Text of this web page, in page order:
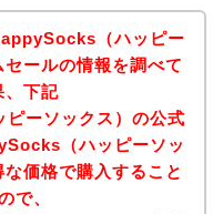
（ハッピー
ールの情報を調べて
、下記
ーソックス）の公式
（ハッピーソッ
価格で購入すること
で、